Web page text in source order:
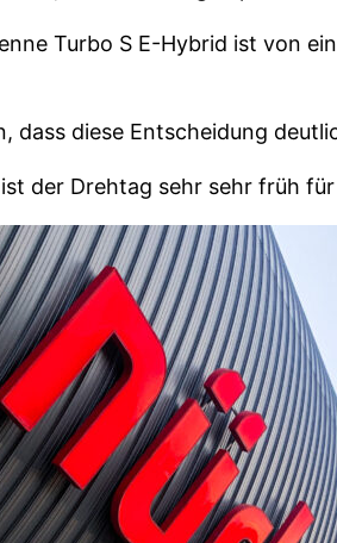
Turbo S E-Hybrid ist von
dass diese Entscheidung
der Drehtag sehr sehr früh